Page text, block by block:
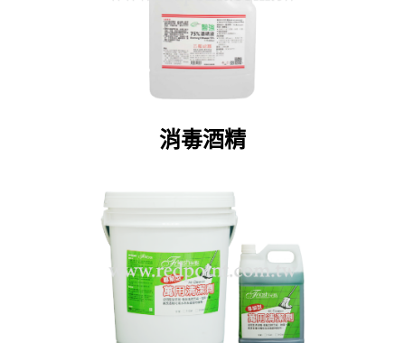
消毒酒精